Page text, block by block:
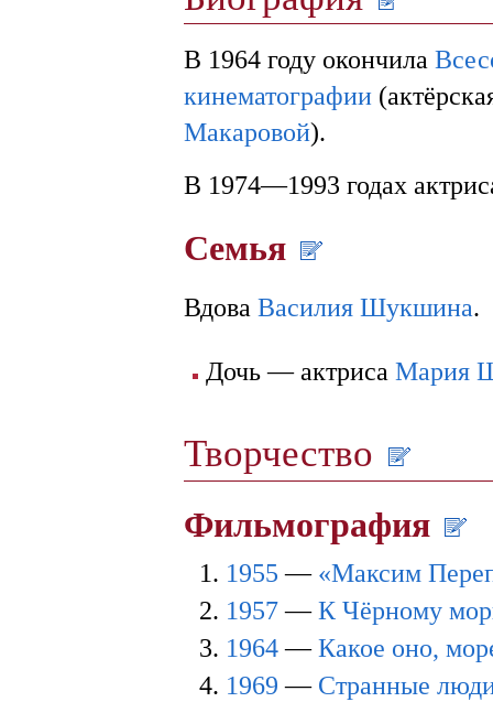
В 1964 году окончила
кинематографии
Макаровой).
В 1974—1993 годах
Семья
Вдова Василия Шукшина.
Дочь — актриса Мария
Творчество
Фильмография
1955 — «Максим
1957—К Чёрному
1964—Какое оно,
1969 — Странные